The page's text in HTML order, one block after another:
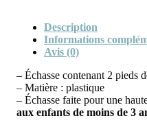
Description
Informations
Avis (0)
– Échasse contenant 2 pieds
– Matière : plastique
– Échasse faite pour une
aux enfants de moins de 3